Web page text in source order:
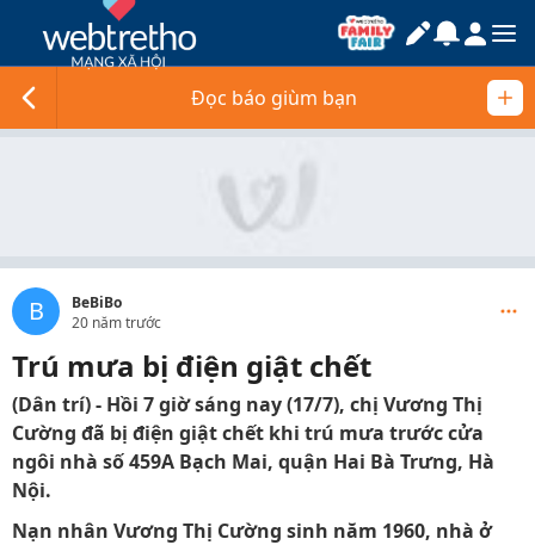
Đọc báo giùm bạn
B
BeBiBo
20 năm trước
Trú mưa bị điện giật chết
(Dân trí) - Hồi 7 giờ sáng nay (17/7), chị Vương Thị
Cường đã bị điện giật chết khi trú mưa trước cửa
ngôi nhà số 459A Bạch Mai, quận Hai Bà Trưng, Hà
Nội.
Nạn nhân Vương Thị Cường sinh năm 1960, nhà ở